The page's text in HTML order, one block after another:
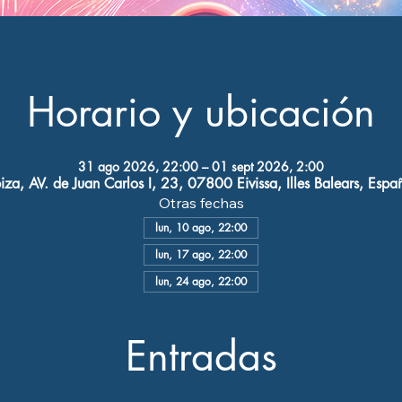
Horario y ubicación
31 ago 2026, 22:00 – 01 sept 2026, 2:00
AV. de Juan Carlos I, 23, 07800 Eivissa, Illes Balears,
Otras fechas
lun, 10 ago, 22:00
lun, 17 ago, 22:00
lun, 24 ago, 22:00
Entradas